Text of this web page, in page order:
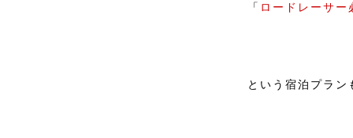
「 ロードレーサ
という宿泊プラ